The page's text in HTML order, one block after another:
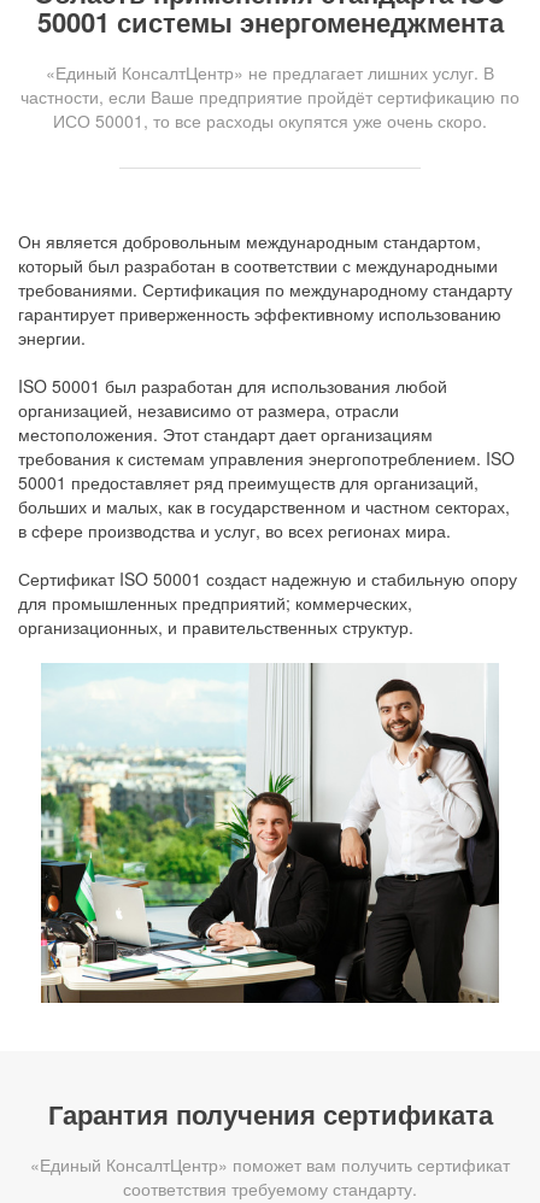
50001 системы энергоменеджмента
«Единый КонсалтЦентр» не предлагает лишних услуг. В
частности, если Ваше предприятие пройдёт сертификацию по
ИСО 50001, то все расходы окупятся уже очень скоро.
Он является добровольным международным стандартом,
который был разработан в соответствии с международными
требованиями. Сертификация по международному стандарту
гарантирует приверженность эффективному использованию
энергии.
ISO 50001 был разработан для использования любой
организацией, независимо от размера, отрасли
местоположения. Этот стандарт дает организациям
требования к системам управления энергопотреблением. ISO
50001 предоставляет ряд преимуществ для организаций,
больших и малых, как в государственном и частном секторах,
в сфере производства и услуг, во всех регионах мира.
Сертификат ISO 50001 создаст надежную и стабильную опору
для промышленных предприятий; коммерческих,
организационных, и правительственных структур.
Гарантия получения сертификата
«Единый КонсалтЦентр» поможет вам получить сертификат
соответствия требуемому стандарту.